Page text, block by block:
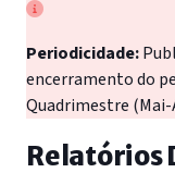
Periodicidade:
encerramento do
Quadrimestre (Mai-
Relatórios